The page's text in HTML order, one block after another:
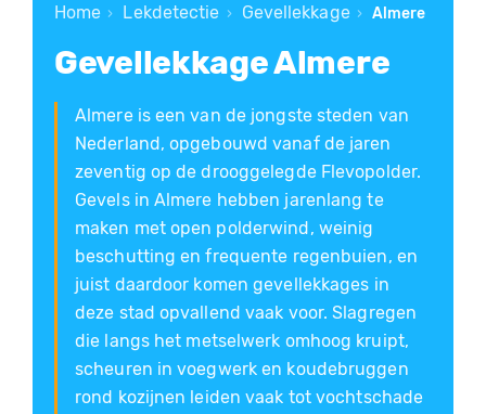
Home › Lekdetectie › Gevellekkage › Almere
Gevellekkage Almere
Almere is een van de jongste steden van
Nederland, opgebouwd vanaf de jaren
zeventig op de drooggelegde Flevopolder.
Gevels in Almere hebben jarenlang te
maken met open polderwind, weinig
beschutting en frequente regenbuien, en
juist daardoor komen gevellekkages in
deze stad opvallend vaak voor. Slagregen
die langs het metselwerk omhoog kruipt,
scheuren in voegwerk en koudebruggen
rond kozijnen leiden vaak tot vochtschade